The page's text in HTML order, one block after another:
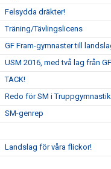
Felsydda dräkter!
Träning/Tävlingslicens
GF Fram-gymnaster till
USM 2016, med två lag från
TACK!
Redo för SM i
SM-genrep
Landslag för våra flickor!